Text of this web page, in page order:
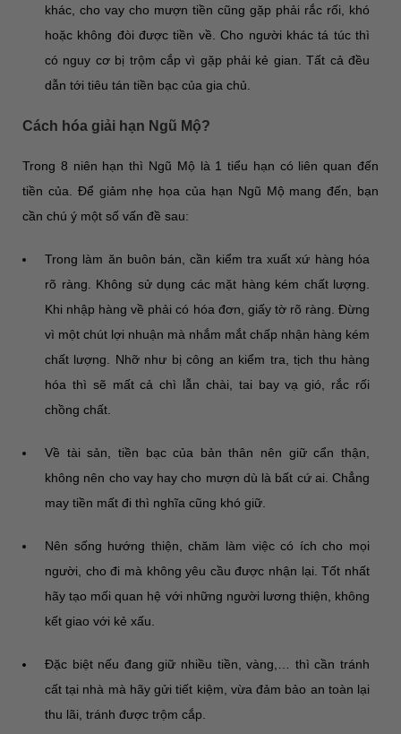
khác, cho vay cho mượn tiền cũng gặp phải rắc rối, khó
hoặc không đòi được tiền về. Cho người khác tá túc thì
có nguy cơ bị trộm cắp vì gặp phải kẻ gian. Tất cả đều
dẫn tới tiêu tán tiền bạc của gia chủ.
Cách hóa giải hạn Ngũ Mộ?
Trong 8 niên hạn thì Ngũ Mộ là 1 tiểu hạn có liên quan đến
tiền của. Để giảm nhẹ họa của hạn Ngũ Mộ mang đến, bạn
cần chú ý một số vấn đề sau:
Trong làm ăn buôn bán, cần kiểm tra xuất xứ hàng hóa
rõ ràng. Không sử dụng các mặt hàng kém chất lượng.
Khi nhập hàng về phải có hóa đơn, giấy tờ rõ ràng. Đừng
vì một chút lợi nhuận mà nhắm mắt chấp nhận hàng kém
chất lượng. Nhỡ như bị công an kiểm tra, tịch thu hàng
hóa thì sẽ mất cả chì lẫn chài, tai bay vạ gió, rắc rối
chồng chất.
Về tài sản, tiền bạc của bản thân nên giữ cẩn thận,
không nên cho vay hay cho mượn dù là bất cứ ai. Chẳng
may tiền mất đi thì nghĩa cũng khó giữ.
Nên sống hướng thiện, chăm làm việc có ích cho mọi
người, cho đi mà không yêu cầu được nhận lại. Tốt nhất
hãy tạo mối quan hệ với những người lương thiện, không
kết giao với kẻ xấu.
Đặc biệt nếu đang giữ nhiều tiền, vàng,… thì cần tránh
cất tại nhà mà hãy gửi tiết kiệm, vừa đảm bảo an toàn lại
thu lãi, tránh được trộm cắp.